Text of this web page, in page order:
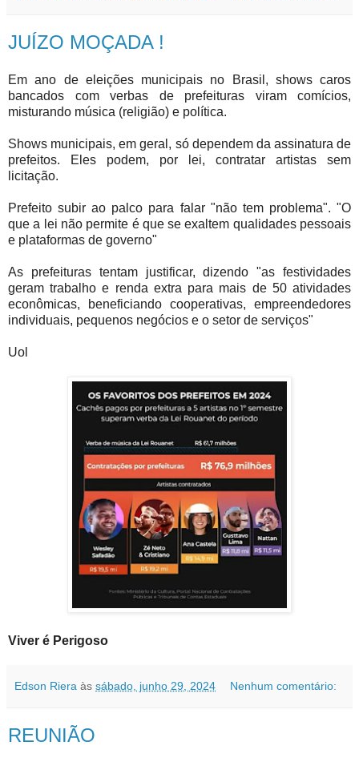
JUÍZO MOÇADA !
Em ano de eleições municipais no Brasil, shows caros
bancados com verbas de prefeituras viram comícios,
misturando música (religião) e política.
Shows municipais, em geral, só dependem da assinatura de
prefeitos. Eles podem, por lei, contratar artistas sem
licitação.
Prefeito subir ao palco para falar "não tem problema". "O
que a lei não permite é que se exaltem qualidades pessoais
e plataformas de governo"
As prefeituras tentam justificar, dizendo "as festividades
geram trabalho e renda extra para mais de 50 atividades
econômicas, beneficiando cooperativas, empreendedores
individuais, pequenos negócios e o setor de serviços"
Uol
Viver é Perigoso
Edson Riera às sábado, junho 29, 2024 Nenhum comentário:
REUNIÃO